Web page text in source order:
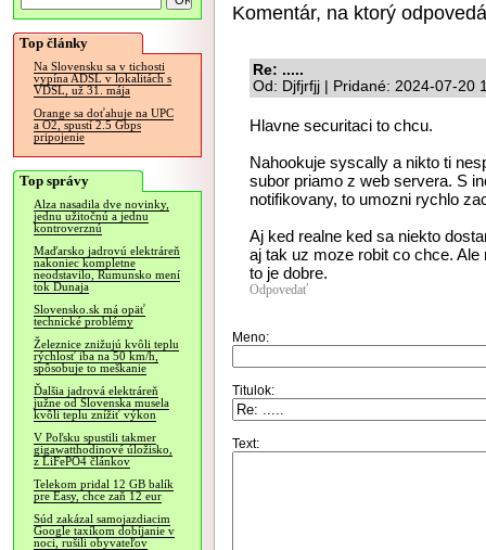
Top články
Na Slovensku sa v tichosti
vypína ADSL v lokalitách s
VDSL, už 31. mája
Orange sa doťahuje na UPC
a O2, spustí 2.5 Gbps
pripojenie
Top správy
Alza nasadila dve novinky,
jednu užitočnú a jednu
kontroverznú
Maďarsko jadrovú elektráreň
nakoniec kompletne
neodstavilo, Rumunsko mení
tok Dunaja
Slovensko.sk má opäť
technické problémy
Železnice znižujú kvôli teplu
rýchlosť iba na 50 km/h,
spôsobuje to meškanie
Ďalšia jadrová elektráreň
južne od Slovenska musela
kvôli teplu znížiť výkon
V Poľsku spustili takmer
gigawatthodinové úložisko,
z LiFePO4 článkov
Telekom pridal 12 GB balík
pre Easy, chce zaň 12 eur
Súd zakázal samojazdiacim
Google taxíkom dobíjanie v
noci, rušili obyvateľov
Komentár, na ktorý
Re: .....
Od: Djfjrfjj | Pridané: 2024-07-20
Hlavne securitaci to chcu.
Nahookuje syscally a nikto ti
subor priamo z web servera. S
notifikovany, to umozni rychlo
Aj ked realne ked sa niekto
aj tak uz moze robit co chce.
to je dobre.
Odpovedať
Meno:
Titulok:
Text: